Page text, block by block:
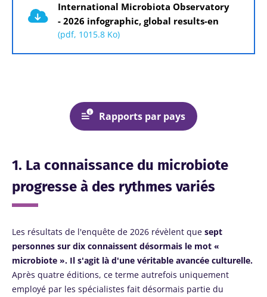
International Microbiota Observatory
- 2026 infographic, global results-en
(pdf, 1015.8 Ko)
Rapports par pays
1. La connaissance du microbiote
progresse à des rythmes variés
Les résultats de l'enquête de 2026 révèlent que sept
personnes sur dix connaissent désormais le mot «
microbiote ». Il s'agit là d'une véritable avancée culturelle.
Après quatre éditions, ce terme autrefois uniquement
employé par les spécialistes fait désormais partie du